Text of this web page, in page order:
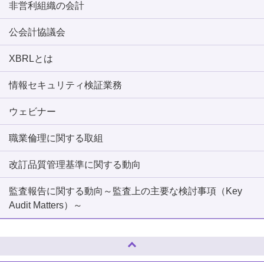
非営利組織の会計
公会計協議会
XBRLとは
情報セキュリティ検証業務
ウェビナー
職業倫理に関する取組
改訂品質管理基準に関する動向
監査報告に関する動向～監査上の主要な検討事項（Key
Audit Matters）～